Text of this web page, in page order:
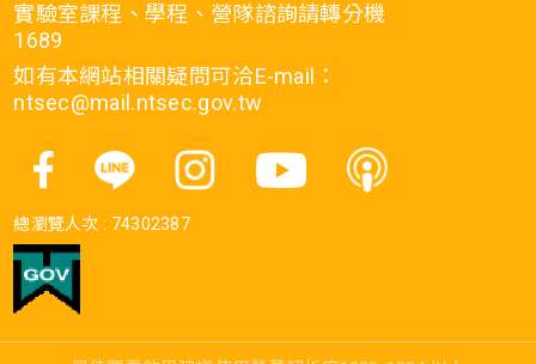
實驗室課程、學程、營隊諮詢請轉分機
1689
如有本網站相關疑問可洽E-mail：
ntsec@mail.ntsec.gov.tw
總瀏覽人次 : 74302387